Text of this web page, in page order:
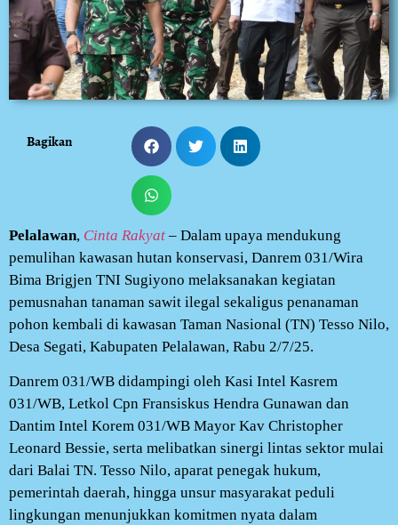
Bagikan
Pelalawan, Cinta Rakyat – Dalam upaya mendukung
pemulihan kawasan hutan konservasi, Danrem 031/Wira
Bima Brigjen TNI Sugiyono melaksanakan kegiatan
pemusnahan tanaman sawit ilegal sekaligus penanaman
pohon kembali di kawasan Taman Nasional (TN) Tesso Nilo,
Desa Segati, Kabupaten Pelalawan, Rabu 2/7/25.
Danrem 031/WB didampingi oleh Kasi Intel Kasrem
031/WB, Letkol Cpn Fransiskus Hendra Gunawan dan
Dantim Intel Korem 031/WB Mayor Kav Christopher
Leonard Bessie, serta melibatkan sinergi lintas sektor mulai
dari Balai TN. Tesso Nilo, aparat penegak hukum,
pemerintah daerah, hingga unsur masyarakat peduli
lingkungan menunjukkan komitmen nyata dalam